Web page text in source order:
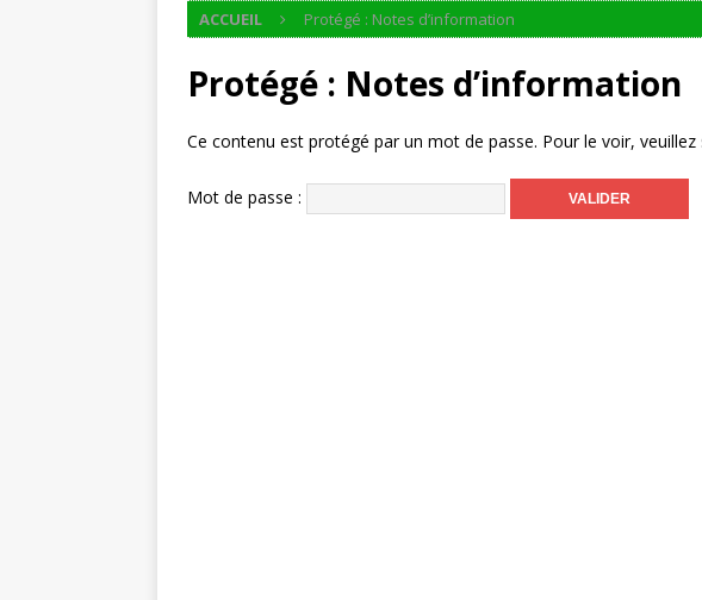
ACCUEIL Protégé : Notes d’information
Protégé : Notes d’information
Ce contenu est protégé par un mot de passe. Pour le voir,
Mot de passe :